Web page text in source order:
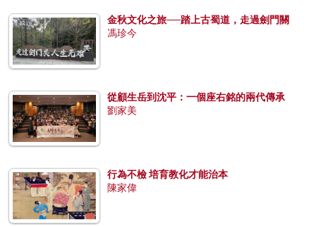
金秋文化之旅──踏上古蜀道，走過劍門關
馮珍今
從顧生岳到沈平：一個座右銘的兩代傳承
劉家美
行為不檢 培育教化才能治本
陳家偉